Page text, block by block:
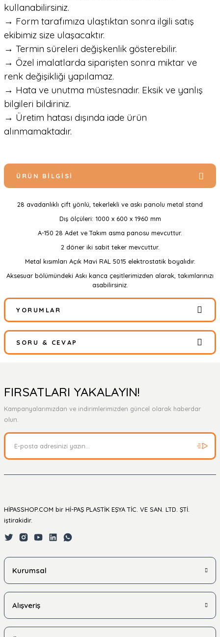
kullanabilirsiniz.
→ Form tarafımıza ulaştıktan sonra ilgili satış
ekibimiz size ulaşacaktır.
→ Termin süreleri değişkenlik gösterebilir.
→ Özel imalatlarda siparişten sonra miktar ve
renk değişikliği yapılamaz.
→ Hata ve unutma müstesnadır. Eksik ve yanlış
bilgileri bildiriniz.
→ Üretim hatası dışında iade ürün
alınmamaktadır.
ÜRÜN BILGISI
28 avadanlıklı çift yönlü, tekerlekli ve askı panolu metal stand
Dış ölçüleri: 1000 x 600 x 1960 mm
A-150 28 Adet ve Takım asma panosu mevcuttur.
2 döner iki sabit teker mevcuttur.
Metal kısımları Açık Mavi RAL 5015 elektrostatik boyalıdır.
Aksesuar bölümündeki Askı kanca çeşitlerimizden alarak, takımlarınızı
asabilirsiniz.
YORUMLAR
Bu ürüne ilk yorumu siz yapın!
Yorum Yaz
SORU & CEVAP
Ürün hakkında henüz soru sorulmamış.
FIRSATLARI YAKALAYIN!
Kampanyalarımızdan ve indirimlerimizden güncel olarak haberdar
olun.
HİPASSHOP.COM bir Hİ-PAŞ PLASTİK EŞYA TİC. VE SAN. LTD. ŞTİ.
iştirakidir.
Kurumsal
Alışveriş